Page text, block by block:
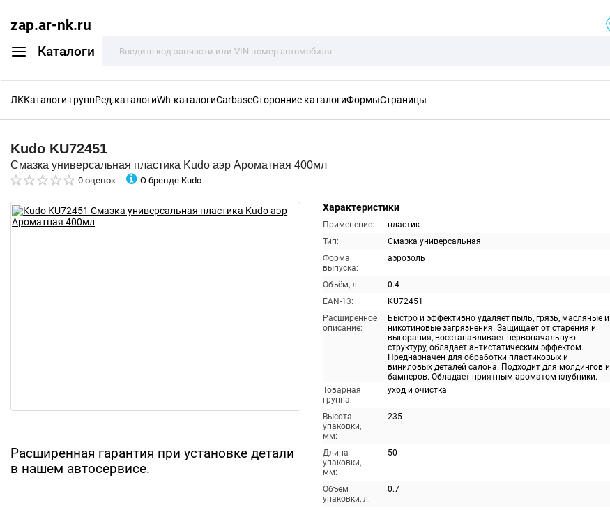
zap.ar-nk.ru
Каталоги
ЛККаталоги группРед.каталогиWh-каталогиCarbaseСторонние каталогиФормыСтраницы
Kudo KU72451
Смазка универсальная пластика Kudo аэр Ароматная 400мл
0 оценок О бренде Kudo
Расширенная гарантия при установке детали
в нашем автосервисе.
Характеристики
Применение:
пластик
Тип:
Смазка универсальная
Форма
выпуска:
аэрозоль
Объём, л:
0.4
EAN-13:
KU72451
Расширенное
описание:
Быстро и эффективно удаляет пыль, грязь, масляные и
никотиновые загрязнения. Защищает от старения и
выгорания, восстанавливает первоначальную
структуру, обладает антистатическим эффектом.
Предназначен для обработки пластиковых и
виниловых деталей салона. Подходит для молдингов и
бамперов. Обладает приятным ароматом клубники.
Товарная
группа:
уход и очистка
Высота
упаковки,
мм:
235
Длина
упаковки,
мм:
50
Объем
упаковки, л:
0.7